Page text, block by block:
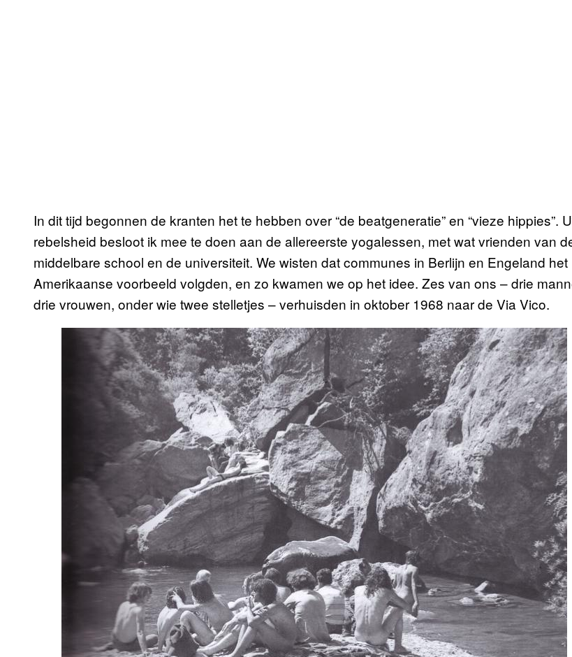
In dit tijd begonnen de kranten het te hebben over “de beatgeneratie” en “vieze hippies”.
rebelsheid besloot ik mee te doen aan de allereerste yogalessen, met wat vrienden van
middelbare school en de universiteit. We wisten dat communes in Berlijn en Engeland het
Amerikaanse voorbeeld volgden, en zo kwamen we op het idee. Zes van ons – drie
drie vrouwen, onder wie twee stelletjes – verhuisden in oktober 1968 naar de Via Vico.